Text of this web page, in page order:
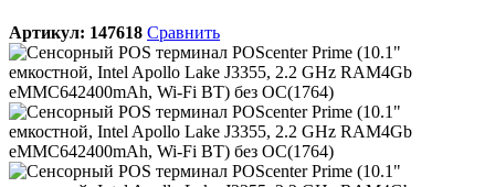
Артикул: 147618 Сравнить